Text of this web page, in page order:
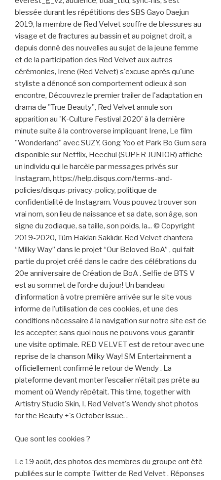
blessée durant les répétitions des SBS Gayo Daejun
2019, la membre de Red Velvet souffre de blessures au
visage et de fractures au bassin et au poignet droit, a
depuis donné des nouvelles au sujet de la jeune femme
et de la participation des Red Velvet aux autres
cérémonies, Irene (Red Velvet) s'excuse après qu'une
styliste a dénoncé son comportement odieux à son
encontre, Découvrez le premier trailer de l'adaptation en
drama de "True Beauty", Red Velvet annule son
apparition au 'K-Culture Festival 2020' à la dernière
minute suite à la controverse impliquant Irene, Le film
"Wonderland" avec SUZY, Gong Yoo et Park Bo Gum sera
disponible sur Netflix, Heechul (SUPER JUNIOR) affiche
un individu qui le harcèle par messages privés sur
Instagram, https://help.disqus.com/terms-and-
policies/disqus-privacy-policy, politique de
confidentialité de Instagram. Vous pouvez trouver son
vrai nom, son lieu de naissance et sa date, son âge, son
signe du zodiaque, sa taille, son poids, la... © Copyright
2019-2020, Tüm Hakları Saklıdır. Red Velvet chantera
“Milky Way” dans le projet “Our Beloved BoA” , qui fait
partie du projet créé dans le cadre des célébrations du
20e anniversaire de Création de BoA . Selfie de BTS V
est au sommet de l’ordre du jour! Un bandeau
d’information à votre première arrivée sur le site vous
informe de l’utilisation de ces cookies, et une des
conditions nécessaire à la navigation sur notre site est de
les accepter, sans quoi nous ne pouvons vous garantir
une visite optimale. RED VELVET est de retour avec une
reprise de la chanson Milky Way! SM Entertainment a
officiellement confirmé le retour de Wendy . La
plateforme devant monter l’escalier n’était pas prête au
moment où Wendy répétait. This time, together with
Artistry Studio Skin, I, Red Velvet's Wendy shot photos
for the Beauty +'s October issue. .
Que sont les cookies ?
Le 19 août, des photos des membres du groupe ont été
publiées sur le compte Twitter de Red Velvet . Réponses